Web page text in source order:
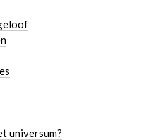
universum?